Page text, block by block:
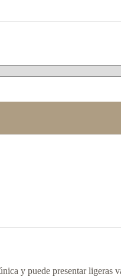
y puede presentar ligeras